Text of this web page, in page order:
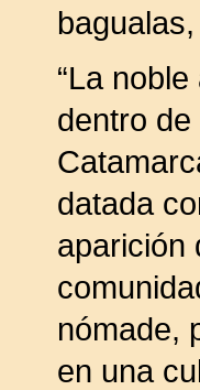
“La
dentro
datada
aparición
nómade,
en una